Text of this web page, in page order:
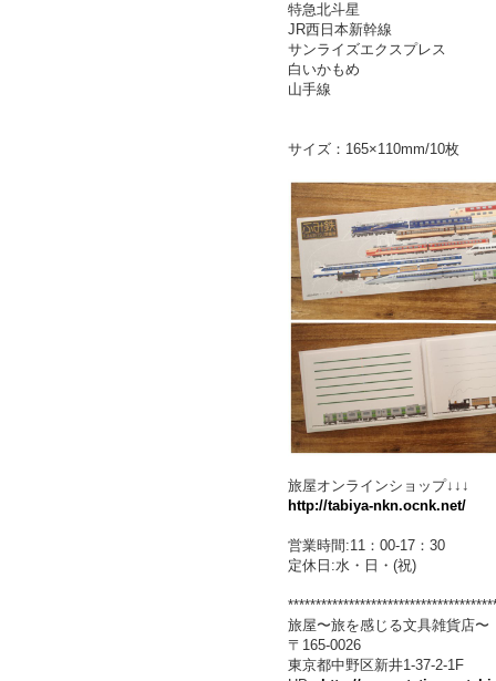
特急北斗星
JR西日本新幹線
サンライズエクスプレス
白いかもめ
山手線
サイズ：165×110mm/10枚
旅屋オンラインショップ↓↓↓
http://tabiya-nkn.ocnk.net/
営業時間:11：00-17：30
定休日:水・日・(祝)
旅屋〜旅を感じる文具雑貨店〜
〒165-0026
東京都中野区新井1-37-2-1F